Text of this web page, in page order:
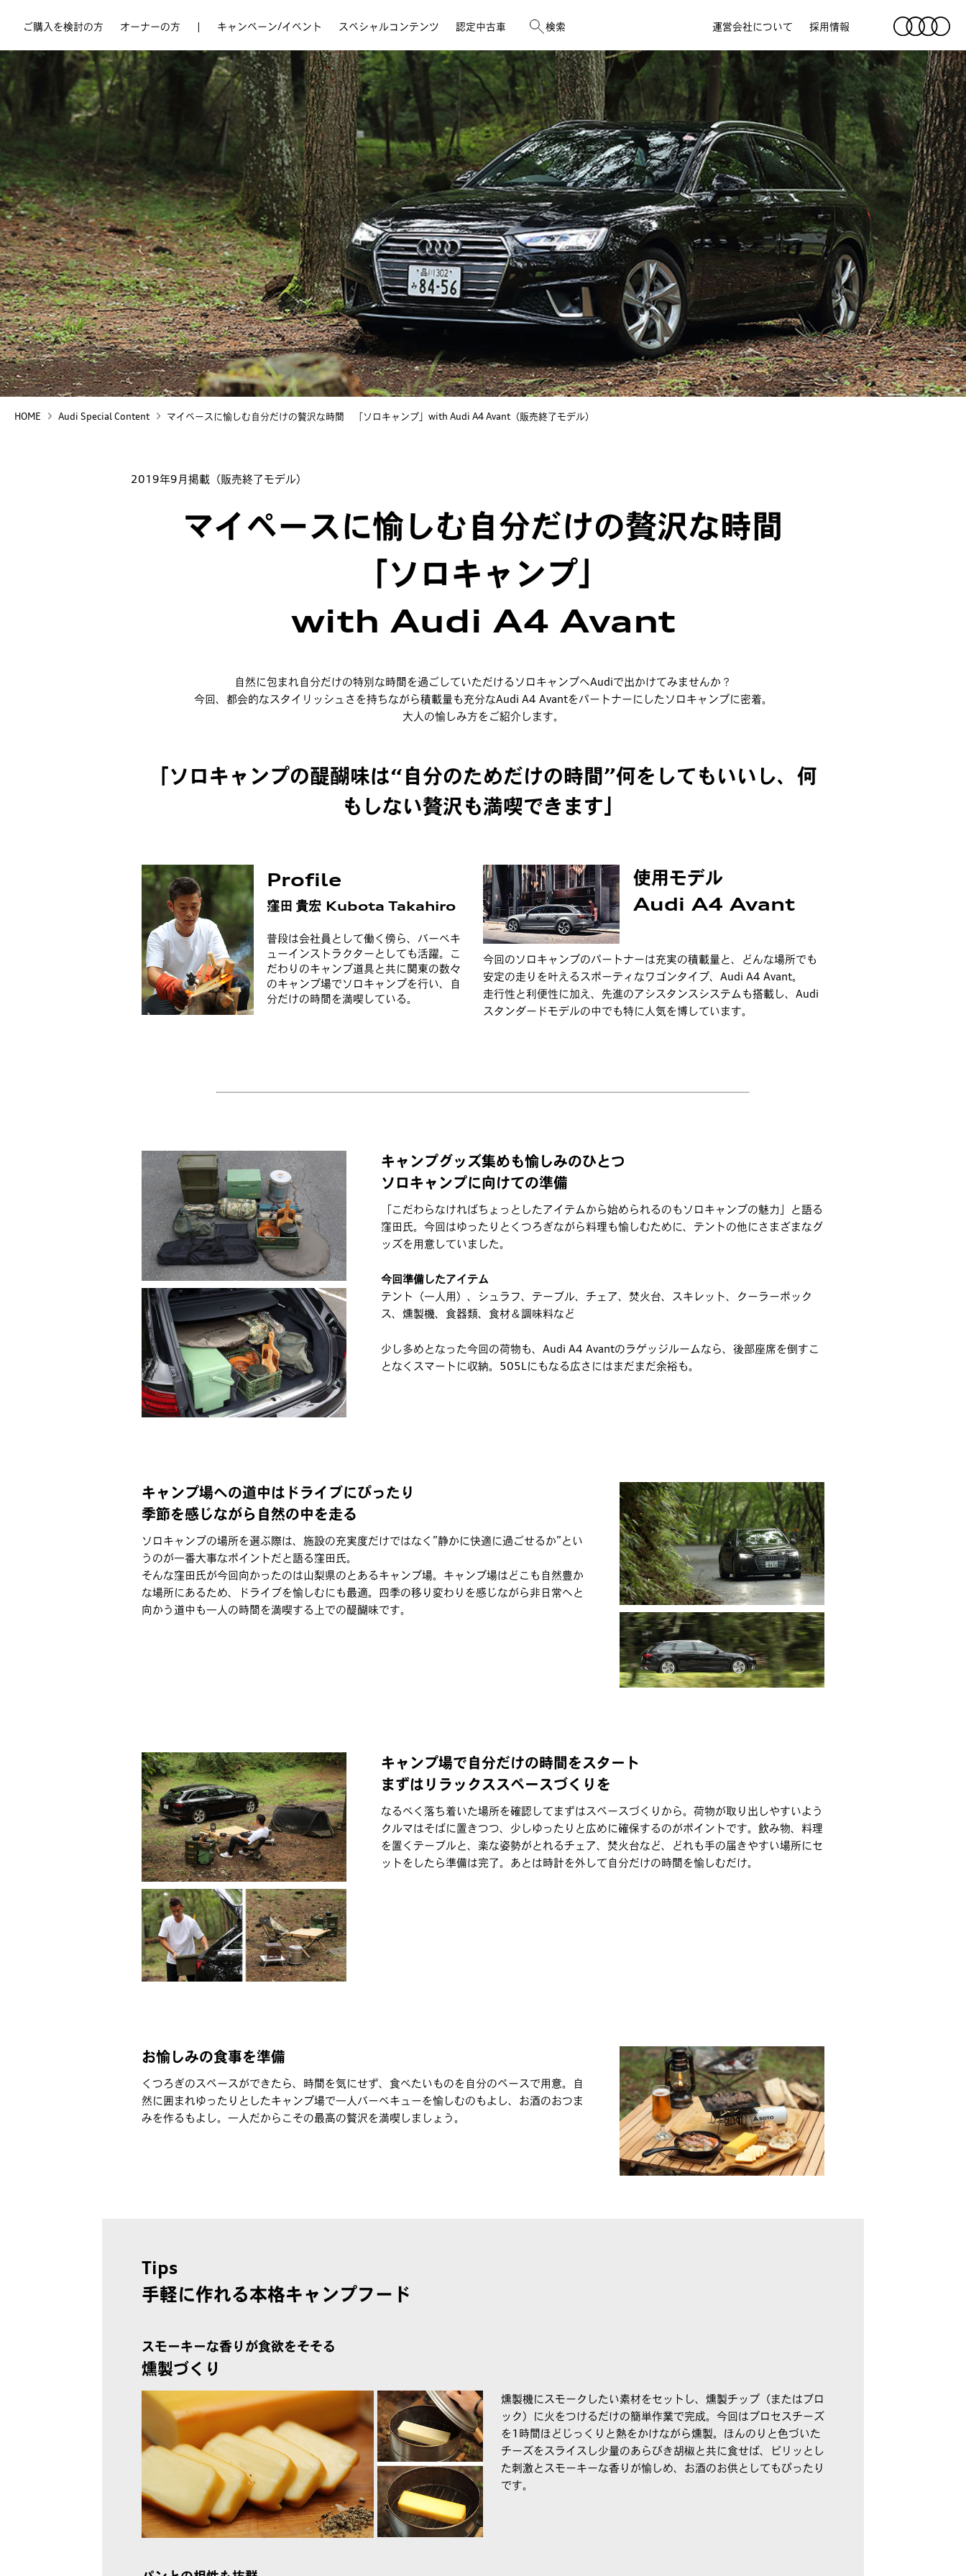
ご購入を検討の方
Online Showroom
初めてのAudi e-tron
保証＆メンテナンスサービス
モビリティサービス
メールマガジン登録
公式YouTubeチャンネル
LINEアカウントのご案内
オンライン商談サービス
最新モデル 認定中古車 店舗一覧
オーナーの方
Owner’s Dashboard
アフターサービスのご案内
サービス / プロダクトのご利用
Audi Online Shop
モビリティサービス
入庫予約
ボディリペアWeb見積りサービス
車検
点検
最新モデル 認定中古車 店舗一覧
| キャンペーン/イベント
キャンペーン
Audi Special Compact Fair 2026
Audi e-tronモデル 期間限定 Special Offer
Audi Summer Refresh Campaign 2026
キャンペーン一覧はこちら
イベント
Audi e-tron Owner's Interview
Audi GALA & Circuit Experience
Audi Kids Cup 2026
イベント一覧はこちら
最新モデル 認定中古車 店舗一覧
スペシャルコンテンツ 認定中古車 検索 運営会社について 採用情報
HOME Audi Special Content マイペースに愉しむ自分だけの贅沢な時間 「ソロキャンプ」with Audi A4 Avant（販売終了モデル）
2019年9月掲載（販売終了モデル）
マイペースに愉しむ自分だけの贅沢な時間
「ソロキャンプ」
with Audi A4 Avant
自然に包まれ自分だけの特別な時間を過ごしていただけるソロキャンプへAudiで出かけてみませんか？
今回、都会的なスタイリッシュさを持ちながら積載量も充分なAudi A4 Avantをパートナーにしたソロキャンプに密着。
大人の愉しみ方をご紹介します。
「ソロキャンプの醍醐味は“自分のためだけの時間”何をしてもいいし、何
もしない贅沢も満喫できます」
Profile
窪田 貴宏 Kubota Takahiro
普段は会社員として働く傍ら、バーべキ
ューインストラクターとしても活躍。こ
だわりのキャンプ道具と共に関東の数々
のキャンプ場でソロキャンプを行い、自
分だけの時間を満喫している。
使用モデル
Audi A4 Avant
今回のソロキャンプのパートナーは充実の積載量と、どんな場所でも
安定の走りを叶えるスポーティなワゴンタイプ、Audi A4 Avant。
走行性と利便性に加え、先進のアシスタンスシステムも搭載し、Audi
スタンダードモデルの中でも特に人気を博しています。
キャンプグッズ集めも愉しみのひとつ
ソロキャンプに向けての準備
「こだわらなければちょっとしたアイテムから始められるのもソロキャンプの魅力」と語る
窪田氏。今回はゆったりとくつろぎながら料理も愉しむために、テントの他にさまざまなグ
ッズを用意していました。
今回準備したアイテム
テント（一人用）、シュラフ、テーブル、チェア、焚火台、スキレット、クーラーボック
ス、燻製機、食器類、食材＆調味料など
少し多めとなった今回の荷物も、Audi A4 Avantのラゲッジルームなら、後部座席を倒すこ
となくスマートに収納。505Lにもなる広さにはまだまだ余裕も。
キャンプ場への道中はドライブにぴったり
季節を感じながら自然の中を走る
ソロキャンプの場所を選ぶ際は、施設の充実度だけではなく”静かに快適に過ごせるか”とい
うのが一番大事なポイントだと語る窪田氏。
そんな窪田氏が今回向かったのは山梨県のとあるキャンプ場。キャンプ場はどこも自然豊か
な場所にあるため、ドライブを愉しむにも最適。四季の移り変わりを感じながら非日常へと
向かう道中も一人の時間を満喫する上での醍醐味です。
キャンプ場で自分だけの時間をスタート
まずはリラックススペースづくりを
なるべく落ち着いた場所を確認してまずはスペースづくりから。荷物が取り出しやすいよう
クルマはそばに置きつつ、少しゆったりと広めに確保するのがポイントです。飲み物、料理
を置くテーブルと、楽な姿勢がとれるチェア、焚火台など、どれも手の届きやすい場所にセ
ットをしたら準備は完了。あとは時計を外して自分だけの時間を愉しむだけ。
お愉しみの食事を準備
くつろぎのスペースができたら、時間を気にせず、食べたいものを自分のペースで用意。自
然に囲まれゆったりとしたキャンプ場で一人バーべキューを愉しむのもよし、お酒のおつま
みを作るもよし。一人だからこその最高の贅沢を満喫しましょう。
Tips
手軽に作れる本格キャンプフード
スモーキーな香りが食欲をそそる
燻製づくり
燻製機にスモークしたい素材をセットし、燻製チップ（またはブロ
ック）に火をつけるだけの簡単作業で完成。今回はプロセスチーズ
を1時間ほどじっくりと熱をかけながら燻製。ほんのりと色づいた
チーズをスライスし少量のあらびき胡椒と共に食せば、ピリッとし
た刺激とスモーキーな香りが愉しめ、お酒のお供としてもぴったり
です。